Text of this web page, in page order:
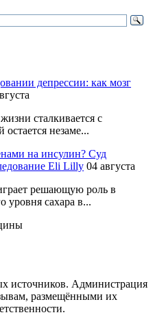
депрессии: как мозг
сталкивается с
остается незаме...
на инсулин? Суд
Eli Lilly 04 августа
решающую роль в
уровня сахара в...
источников. Администрация
размещёнными их